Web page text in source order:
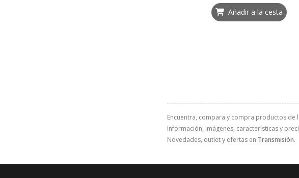
Encuentra, compara y compra productos de
Información, imágenes, características y
Novedades, outlet y ofertas en Transmisión.
Añadir a la cesta